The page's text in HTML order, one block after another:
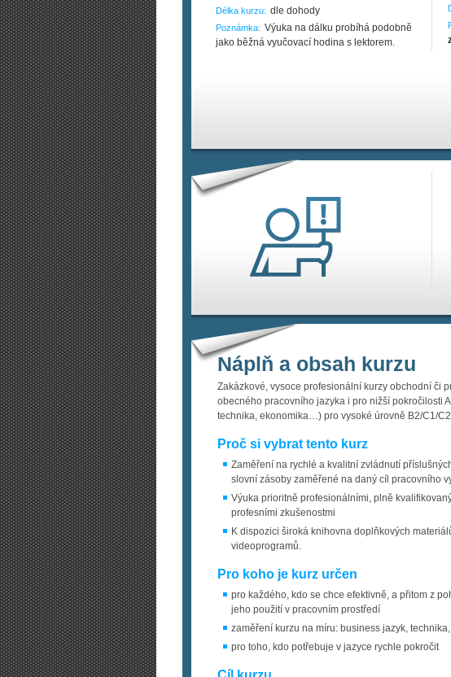
Délka kurzu: dle dohody
Poznámka: Výuka na dálku probíhá podobně
jako běžná vyučovací hodina s lektorem.
Náplň a obsah kurzu
Zakázkové, vysoce profesionální kurzy obchodní či
obecného pracovního jazyka i pro nižší pokročilosti
technika, ekonomika…) pro vysoké úrovně B2/C1/
Proč si vybrat tento kurz
Zaměření na rychlé a kvalitní zvládnutí
slovní zásoby zaměřené na daný cíl pracovního
Výuka prioritně profesionálními, plně
profesními zkušenostmi
K dispozici široká knihovna doplňkových
videoprogramů.
Pro koho je kurz určen
pro každého, kdo se chce efektivně, a přitom z
jeho použití v pracovním prostředí
zaměření kurzu na míru: business jazyk,
pro toho, kdo potřebuje v jazyce rychle pokročit